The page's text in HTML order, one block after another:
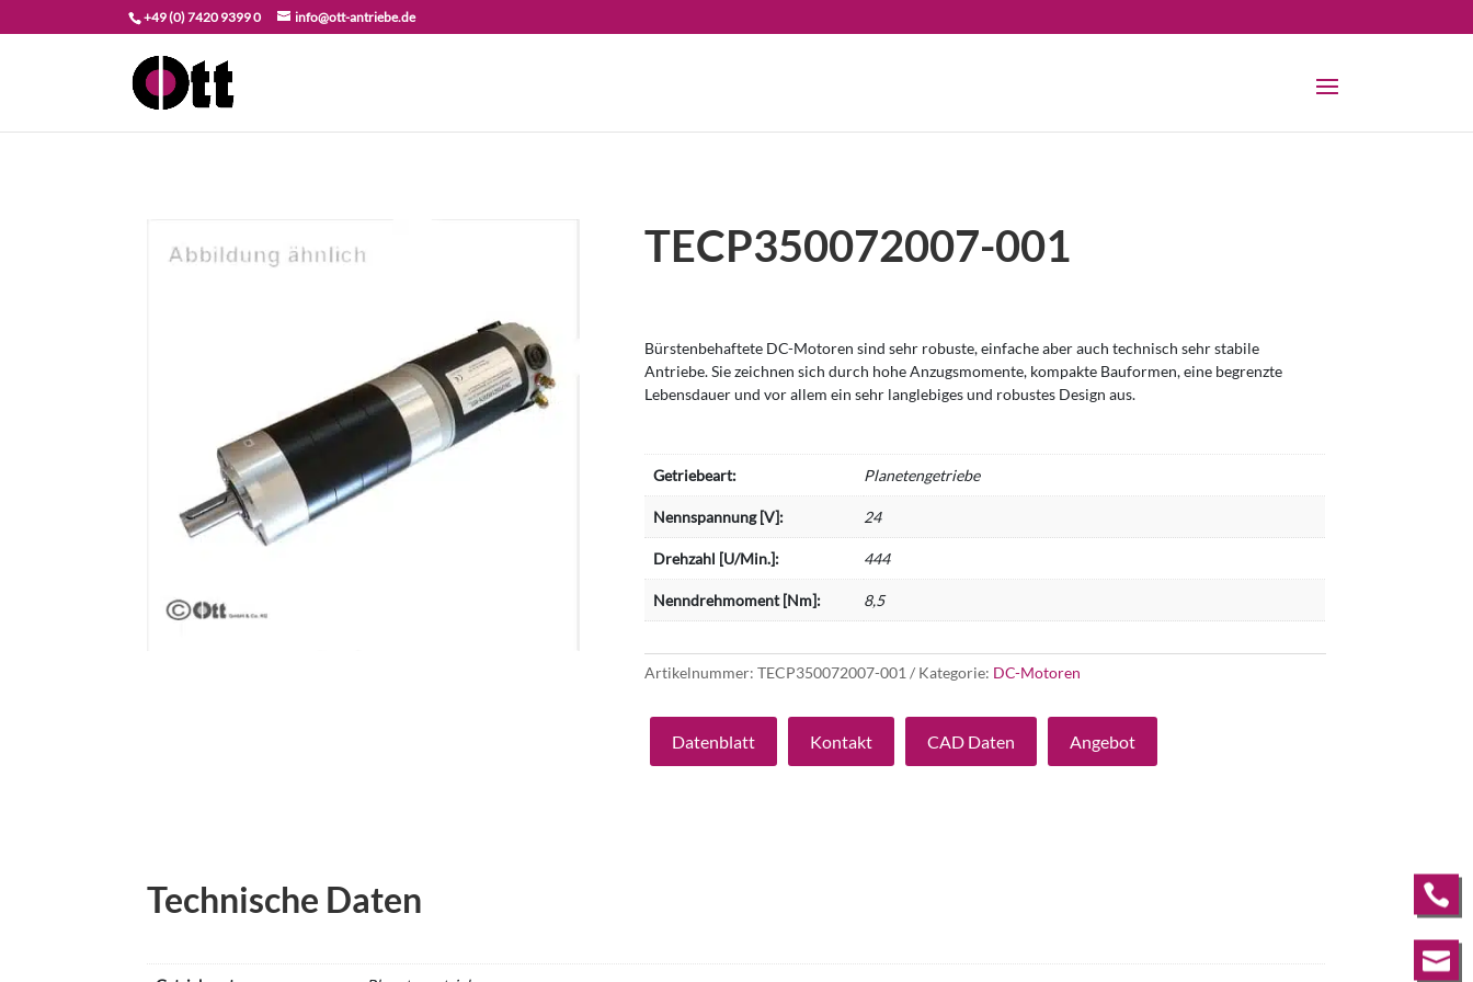
+49 (0) 7420 9399 0 info@ott-antriebe.de
TECP350072007-001
Bürstenbehaftete DC-Motoren sind sehr robuste, einfache aber auch technisch sehr stabile
Antriebe. Sie zeichnen sich durch hohe Anzugsmomente, kompakte Bauformen, eine begrenzte
Lebensdauer und vor allem ein sehr langlebiges und robustes Design aus.
Getriebeart: Planetengetriebe
Nennspannung [V]: 24
Drehzahl [U/Min.]: 444
Nenndrehmoment [Nm]: 8,5
Artikelnummer:TECP350072007-001 Kategorie: DC-Motoren
Datenblatt Kontakt CAD Daten Angebot
Technische Daten 
